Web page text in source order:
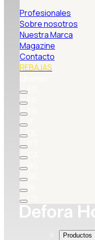
Profesionales
Sobre nosotros
Nuestra Marca
Magazine
Contacto
REBAJAS
Productos